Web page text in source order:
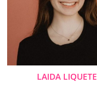
LAIDA LIQUETE